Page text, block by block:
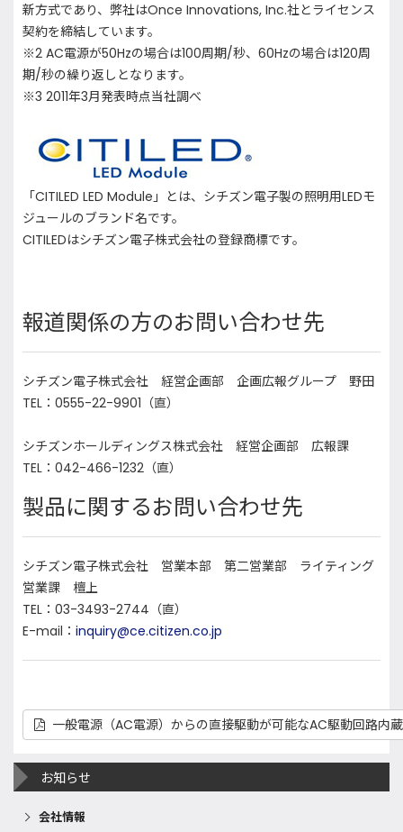
新方式であり、弊社はOnce Innovations, Inc.社とライセンス
契約を締結しています。
※2 AC電源が50Hzの場合は100周期/秒、60Hzの場合は120周
期/秒の繰り返しとなります。
※3 2011年3月発表時点当社調べ
「CITILED LED Module」とは、シチズン電子製の照明用LEDモ
ジュールのブランド名です。
CITILEDはシチズン電子株式会社の登録商標です。
報道関係の方のお問い合わせ先
シチズン電子株式会社 経営企画部 企画広報グループ 野田
TEL：0555-22-9901（直）
シチズンホールディングス株式会社 経営企画部 広報課
TEL：042-466-1232（直）
製品に関するお問い合わせ先
シチズン電子株式会社 営業本部 第二営業部 ライティング
営業課 檀上
TEL：03-3493-2744（直）
E-mail： inquiry@ce.citizen.co.jp
一般電源（AC電源）からの直接駆動が可能なAC駆動回路内
お知らせ
会社情報